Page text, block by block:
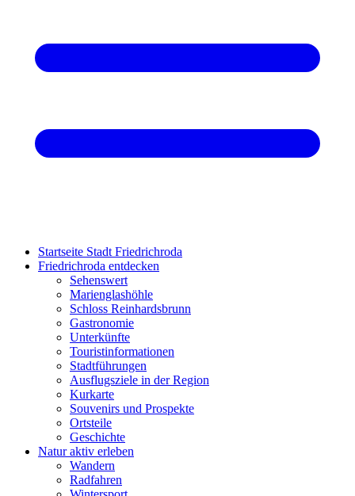
Startseite Stadt Friedrichroda
Friedrichroda entdecken
Sehenswert
Marienglashöhle
Schloss Reinhardsbrunn
Gastronomie
Unterkünfte
Touristinformationen
Stadtführungen
Ausflugsziele in der Region
Kurkarte
Souvenirs und Prospekte
Ortsteile
Geschichte
Natur aktiv erleben
Wandern
Radfahren